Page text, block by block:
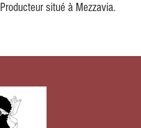
Producteur situé à Mezzavia.